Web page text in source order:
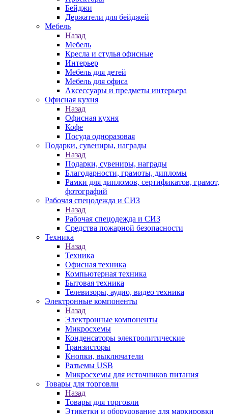
Бейджи
Держатели для бейджей
Мебель
Назад
Мебель
Кресла и стулья офисные
Интерьер
Мебель для детей
Мебель для офиса
Аксессуары и предметы интерьера
Офисная кухня
Назад
Офисная кухня
Кофе
Посуда одноразовая
Подарки, сувениры, награды
Назад
Подарки, сувениры, награды
Благодарности, грамоты, дипломы
Рамки для дипломов, сертификатов, грамот,
фотографий
Рабочая спецодежда и СИЗ
Назад
Рабочая спецодежда и СИЗ
Средства пожарной безопасности
Техника
Назад
Техника
Офисная техника
Компьютерная техника
Бытовая техника
Телевизоры, аудио, видео техника
Электронные компоненты
Назад
Электронные компоненты
Микросхемы
Конденсаторы электролитические
Транзисторы
Кнопки, выключатели
Разъемы USB
Микросхемы для источников питания
Товары для торговли
Назад
Товары для торговли
Этикетки и оборудование для маркировки